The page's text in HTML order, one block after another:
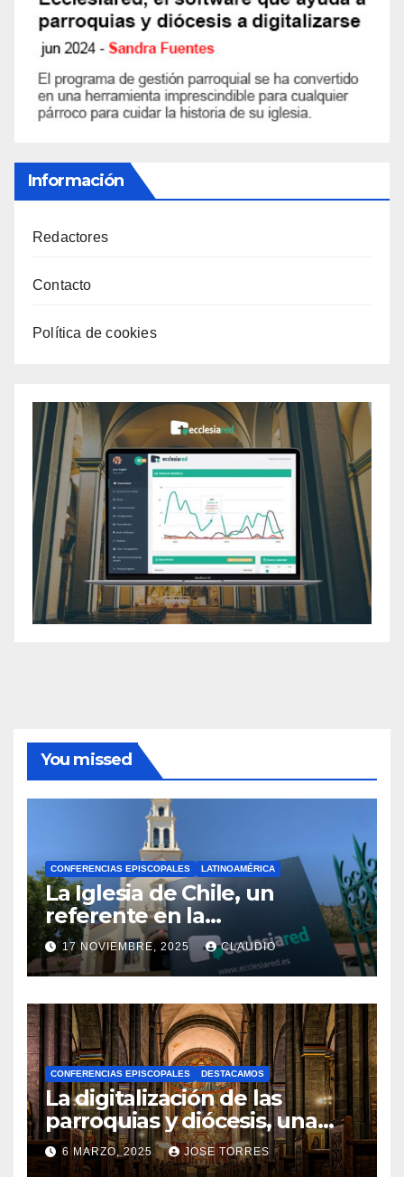
Información
Redactores
Contacto
Política de cookies
You missed
CONFERENCIAS EPISCOPALES LATINOAMÉRICA
La Iglesia de Chile, un
referente en la
transformación digital
gracias a Ecclesiared
17 NOVIEMBRE, 2025 CLAUDIO
N
O
H
A
Y
C
O
M
CONFERENCIAS EPISCOPALES DESTACAMOS
La digitalización de las
parroquias y diócesis, una
realidad ya para el futuro de
la Iglesia
6 MARZO, 2025 JOSE TORRES